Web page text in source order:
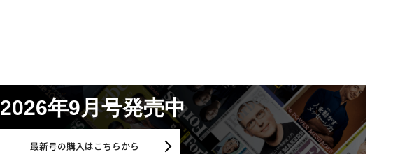
2026年9月号発売中
最新号の購入はこちらから